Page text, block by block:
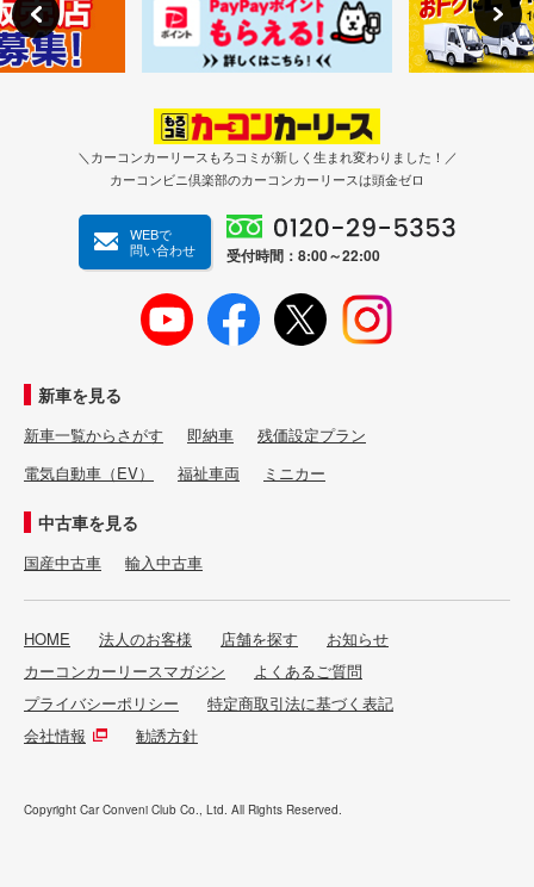
＼カーコンカーリースもろコミが新しく生まれ変わりました！／
カーコンビニ倶楽部のカーコンカーリースは頭金ゼロ
WEBで
問い合わせ
受付時間：8:00～22:00
新車を見る
新車一覧からさがす 即納車
残価設定プラン
電気自動車（EV）
福祉車両 ミニカー
中古車を見る
国産中古車 輸入中古車
HOME 法人のお客様 店舗を探す
お知らせ
カーコンカーリースマガジン
よくあるご質問
プライバシーポリシー
特定商取引法に基づく表記
会社情報
勧誘方針
Copyright Car Conveni Club Co., Ltd. All Rights Reserved.